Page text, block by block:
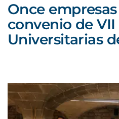
Once
convenio de VII
Universitarias